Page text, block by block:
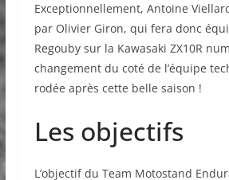
Exceptionnellement, Antoine
par Olivier Giron, qui fera donc
Regouby sur la Kawasaki ZX10R
changement du coté de l’équipe
rodée après cette belle saison !
Les objectifs
L’objectif du Team Motostand